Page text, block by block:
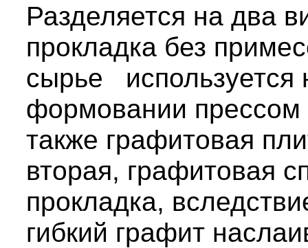
Разделяется на два
прокладка без
сырье используется
формовании
также графитовая
вторая, графитовая
прокладка,
гибкий графит